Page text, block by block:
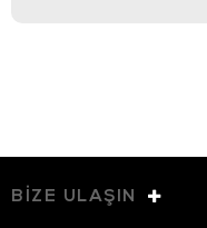
BİZE ULAŞIN